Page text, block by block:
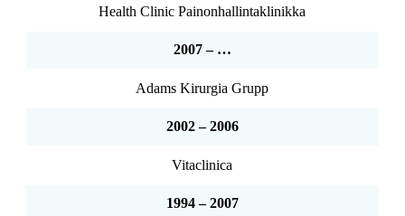
Health Clinic Painonhallintaklinikka
2007 – …
Adams Kirurgia Grupp
2002 – 2006
Vitaclinica
1994 – 2007